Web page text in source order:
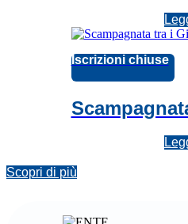
Iscrizioni chiuse
Scopri di più